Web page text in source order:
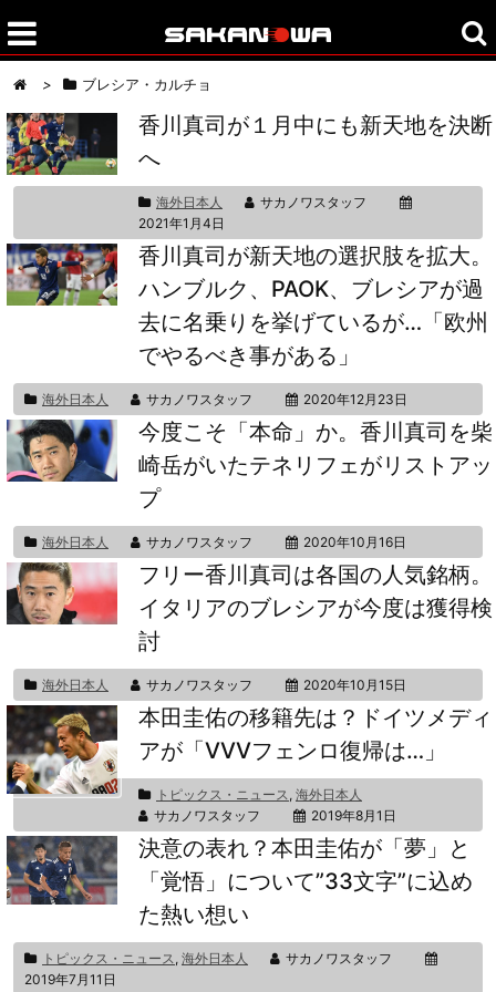
> ブレシア・カルチョ
香川真司が１月中にも新天地を決断
へ
海外日本人
サカノワスタッフ
2021年1月4日
香川真司が新天地の選択肢を拡大。
ハンブルク、PAOK、ブレシアが過
去に名乗りを挙げているが…「欧州
でやるべき事がある」
海外日本人 サカノワスタッフ 2020年12月23日
今度こそ「本命」か。香川真司を柴
崎岳がいたテネリフェがリストアッ
プ
海外日本人 サカノワスタッフ 2020年10月16日
フリー香川真司は各国の人気銘柄。
イタリアのブレシアが今度は獲得検
討
海外日本人 サカノワスタッフ 2020年10月15日
本田圭佑の移籍先は？ドイツメディ
アが「VVVフェンロ復帰は…」
トピックス・ニュース, 海外日本人
サカノワスタッフ
2019年8月1日
決意の表れ？本田圭佑が「夢」と
「覚悟」について”33文字”に込め
た熱い想い
トピックス・ニュース, 海外日本人
サカノワスタッフ
2019年7月11日